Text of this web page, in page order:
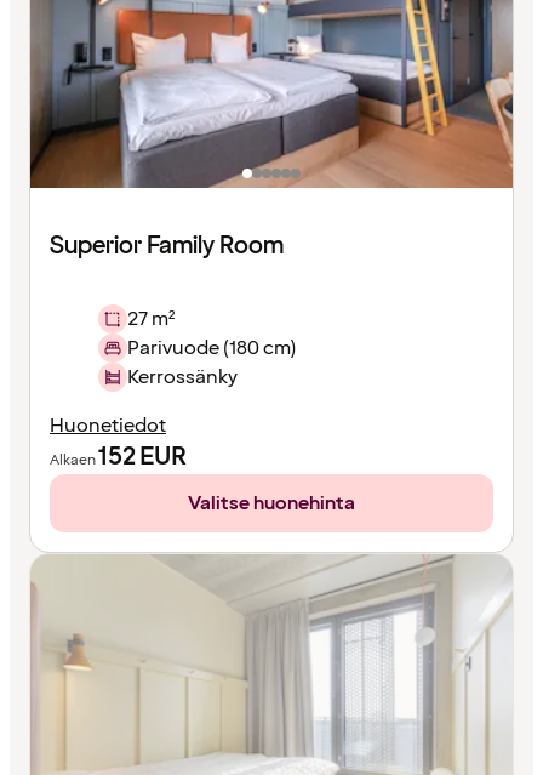
Superior Family Room
27 m²
Parivuode (180 cm)
Kerrossänky
Huonetiedot
Alkaen152EUR
Valitse huonehinta